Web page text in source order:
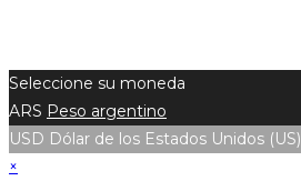
Seleccione su moneda
ARS Peso argentino
USD Dólar de los Estados Unidos (US)
×